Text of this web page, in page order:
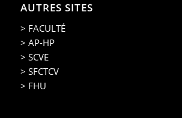
AUTRES SITES
> FACULTÉ
> AP-HP
> SCVE
> SFCTCV
> FHU